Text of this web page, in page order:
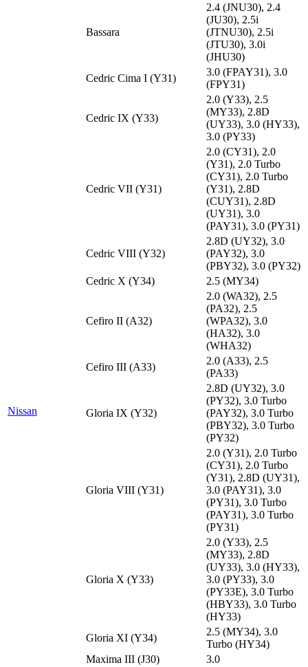
Nissan
Bassara
2.4 (JNU30), 2.4
(JU30), 2.5i
(JTNU30), 2.5i
(JTU30), 3.0i
(JHU30)
Cedric Cima I (Y31)
3.0 (FPAY31), 3.0
(FPY31)
Cedric IX (Y33)
2.0 (Y33), 2.5
(MY33), 2.8D
(UY33), 3.0 (HY33),
3.0 (PY33)
Cedric VII (Y31)
2.0 (CY31), 2.0
(Y31), 2.0 Turbo
(CY31), 2.0 Turbo
(Y31), 2.8D
(CUY31), 2.8D
(UY31), 3.0
(PAY31), 3.0 (PY31)
Cedric VIII (Y32)
2.8D (UY32), 3.0
(PAY32), 3.0
(PBY32), 3.0 (PY32)
Cedric X (Y34)
2.5 (MY34)
Cefiro II (A32)
2.0 (WA32), 2.5
(PA32), 2.5
(WPA32), 3.0
(HA32), 3.0
(WHA32)
Cefiro III (A33)
2.0 (A33), 2.5
(PA33)
Gloria IX (Y32)
2.8D (UY32), 3.0
(PY32), 3.0 Turbo
(PAY32), 3.0 Turbo
(PBY32), 3.0 Turbo
(PY32)
Gloria VIII (Y31)
2.0 (Y31), 2.0 Turbo
(CY31), 2.0 Turbo
(Y31), 2.8D (UY31),
3.0 (PAY31), 3.0
(PY31), 3.0 Turbo
(PAY31), 3.0 Turbo
(PY31)
Gloria X (Y33)
2.0 (Y33), 2.5
(MY33), 2.8D
(UY33), 3.0 (HY33),
3.0 (PY33), 3.0
(PY33E), 3.0 Turbo
(HBY33), 3.0 Turbo
(HY33)
Gloria XI (Y34)
2.5 (MY34), 3.0
Turbo (HY34)
Maxima III (J30)
3.0